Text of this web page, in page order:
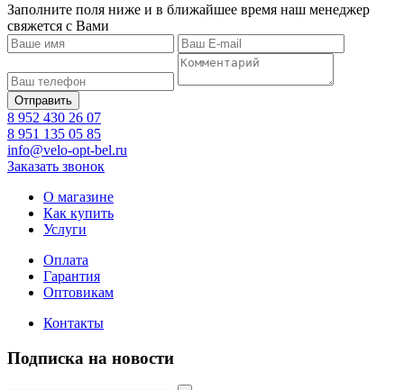
Заполните поля ниже и в ближайшее время наш менеджер
свяжется с Вами
8 952 430 26 07
8 951 135 05 85
info@velo-opt-bel.ru
Заказать звонок
О магазине
Как купить
Услуги
Оплата
Гарантия
Оптовикам
Контакты
Подписка на новости